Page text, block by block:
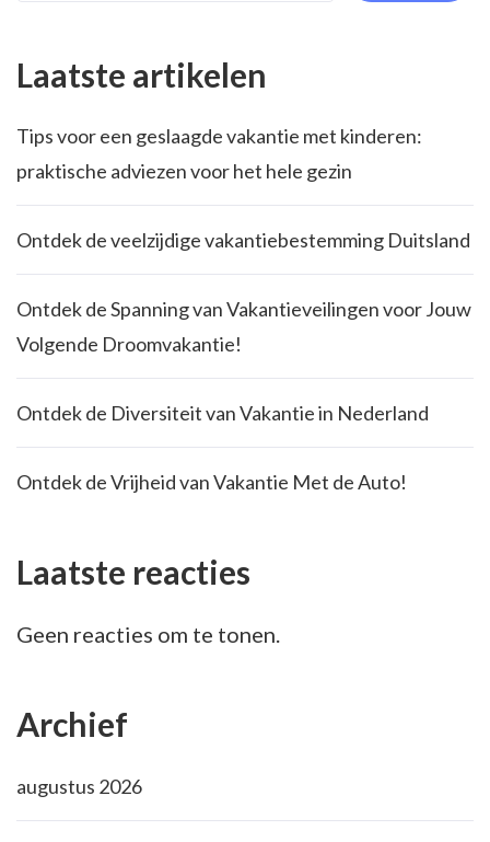
Laatste artikelen
Tips voor een geslaagde vakantie met kinderen:
praktische adviezen voor het hele gezin
Ontdek de veelzijdige vakantiebestemming Duitsland
Ontdek de Spanning van Vakantieveilingen voor Jouw
Volgende Droomvakantie!
Ontdek de Diversiteit van Vakantie in Nederland
Ontdek de Vrijheid van Vakantie Met de Auto!
Laatste reacties
Geen reacties om te tonen.
Archief
augustus 2026